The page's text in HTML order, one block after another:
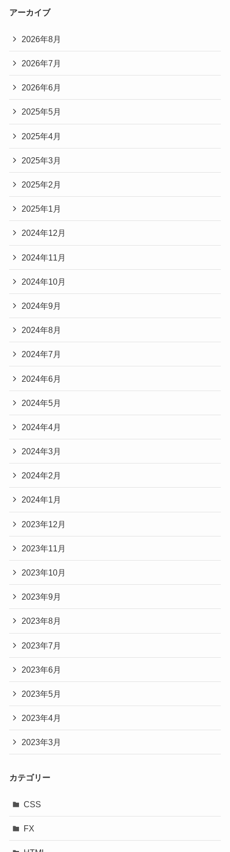
アーカイブ
2026年8月
2026年7月
2026年6月
2025年5月
2025年4月
2025年3月
2025年2月
2025年1月
2024年12月
2024年11月
2024年10月
2024年9月
2024年8月
2024年7月
2024年6月
2024年5月
2024年4月
2024年3月
2024年2月
2024年1月
2023年12月
2023年11月
2023年10月
2023年9月
2023年8月
2023年7月
2023年6月
2023年5月
2023年4月
2023年3月
カテゴリー
CSS
FX